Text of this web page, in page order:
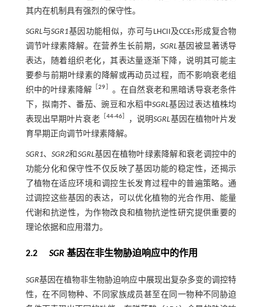
其内在机制具有强烈的保守性。
SGRL与SGR1基因功能相似，亦可与LHCII及CCEs形成复合物
调节叶绿素降解。在营养生长前期，SGRL基因被显著诱导
表达，随着组织老化，其表达量逐渐下降，说明其可能主
要参与前期叶绿素的降解或再动员过程，而不影响衰老组
织中的叶绿素降解 ［29］ 。在自然衰老和黑暗诱导衰老条件
下，拟南芥、番茄、豌豆和水稻中SGRL基因过表达植株均
表现出早期叶片衰老［44-46］ ，说明SGRL基因在植物叶片发
育早期正向调节叶绿素降解。
SGR1、SGR2和 SGRL基因在植物叶绿素降解和衰老调控中的
功能分化和保守性不仅反映了基因功能的稳定性，还揭示
了植物在适应环境和调控生长发育过程中的普遍策略。通
过调控这些基因的表达，可以优化植物的光合作用、能量
代谢和抗逆性，为作物改良和植物抗逆性研究提供重要的
理论依据和应用潜力。
2.2 SGR基因在非生物胁迫响应中的作用
SGR基因在植物非生物胁迫响应中展现出复杂多变的调控特
性，在不同物种、不同家族成员甚至在同一物种不同胁迫